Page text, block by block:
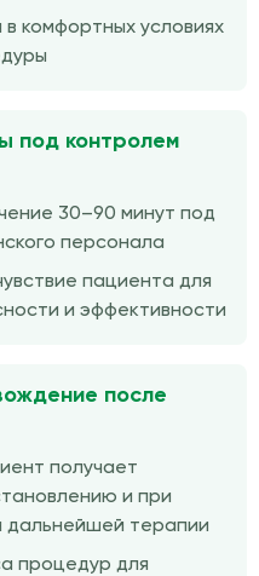
комфортных условиях
под контролем
30–90 минут под
персонала
пациента для
и эффективности
после
получает
и при
дальнейшей терапии
процедур для